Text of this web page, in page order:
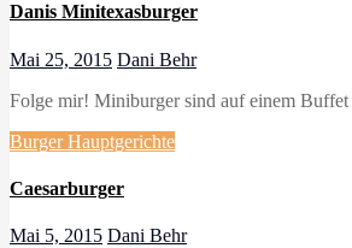
Danis Minitexasburger
Mai 25, 2015 Dani Behr
Folge mir! Miniburger sind auf einem
BurgerHauptgerichte
Caesarburger
Mai 5, 2015 Dani Behr